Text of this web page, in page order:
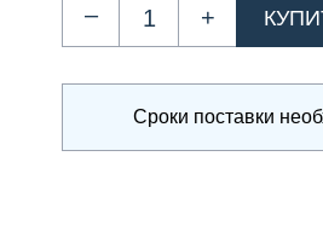
– +
Сроки поставки